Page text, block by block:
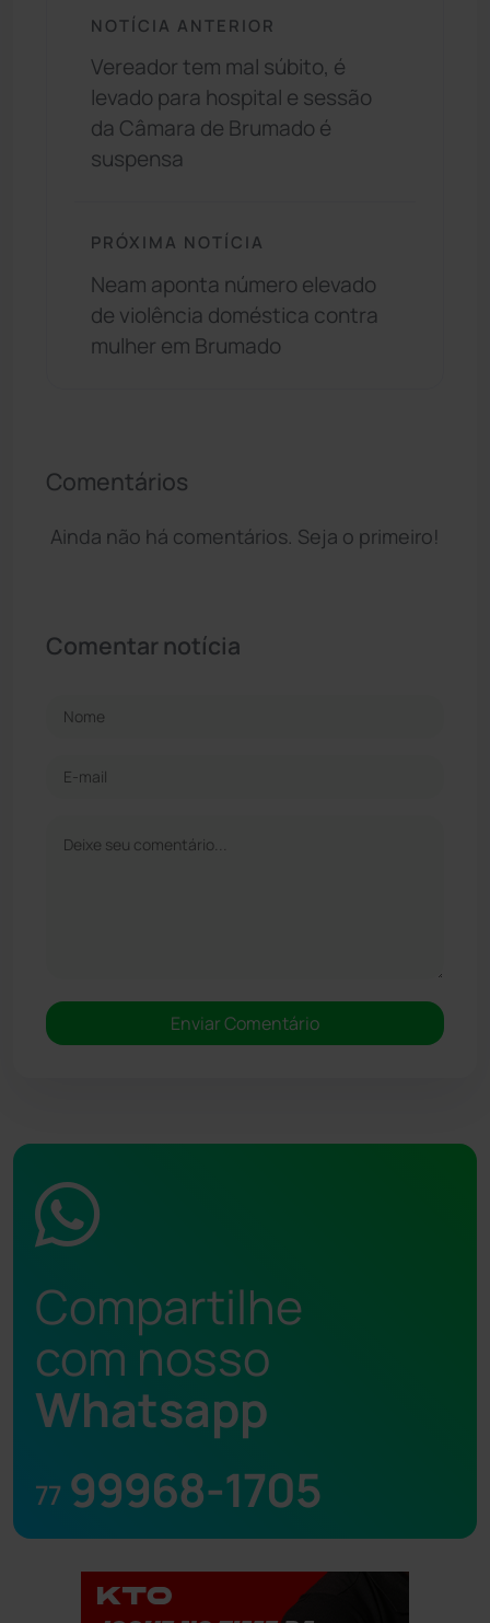
NOTÍCIA ANTERIOR
Vereador tem mal súbito, é
levado para hospital e sessão
da Câmara de Brumado é
suspensa
PRÓXIMA NOTÍCIA
Neam aponta número elevado
de violência doméstica contra
mulher em Brumado
Comentários
Ainda não há comentários. Seja o primeiro!
Comentar notícia
Compartilhe
com nosso
Whatsapp
77 99968-1705